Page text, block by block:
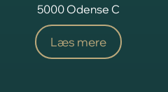
5000 Odense C
Læs mere